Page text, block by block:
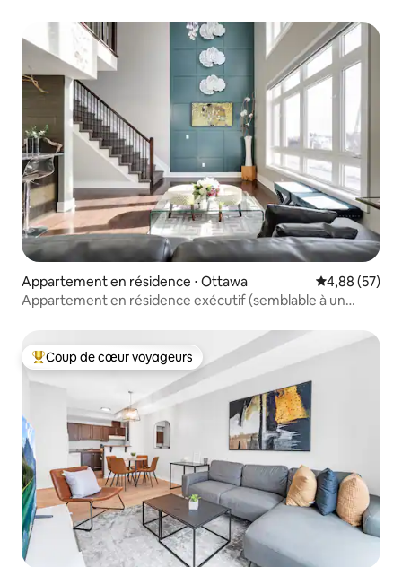
Appartement en résidence ⋅ Ottawa Évaluation
4,88 (57)
Appartement en résidence exécutif (semblable à un
Coups de cœur voyageurs les plus appréciés
Coup de cœur voyageurs